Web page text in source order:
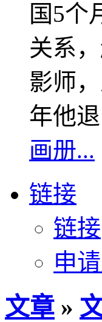
国5个
关系
影师
年他
画册...
链接
链接
申
文章 »